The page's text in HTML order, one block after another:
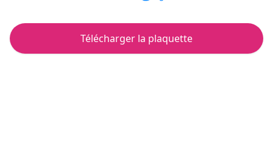
Télécharger la plaquette